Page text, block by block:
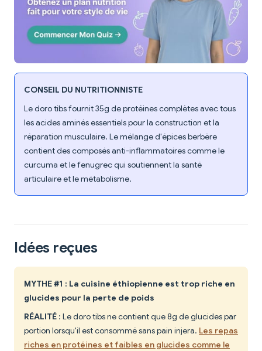
CONSEIL DU NUTRITIONNISTE
Le doro tibs fournit 35g de protéines complètes avec tous
les acides aminés essentiels pour la construction et la
réparation musculaire. Le mélange d'épices berbère
contient des composés anti-inflammatoires comme le
curcuma et le fenugrec qui soutiennent la santé
articulaire et le métabolisme.
Idées reçues
MYTHE #1 : La cuisine éthiopienne est trop riche en
glucides pour la perte de poids
RÉALITÉ : Le doro tibs ne contient que 8g de glucides par
portion lorsqu'il est consommé sans pain injera. Les repas
riches en protéines et faibles en glucides comme le